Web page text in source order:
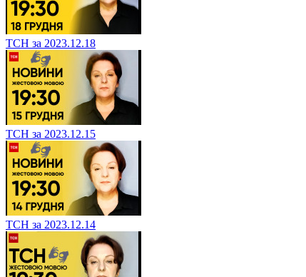
ТСН за 2023.12.18
ТСН за 2023.12.15
ТСН за 2023.12.14